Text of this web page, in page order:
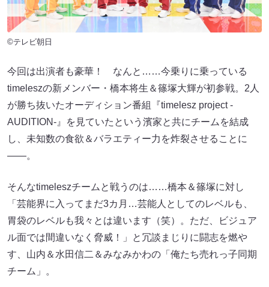
©テレビ朝日
今回は出演者も豪華！ なんと……今乗りに乗っている
timeleszの新メンバー・橋本将生＆篠塚大輝が初参戦。2人
が勝ち抜いたオーディション番組『timelesz project -
AUDITION-』を見ていたという濱家と共にチームを結成
し、未知数の食欲＆バラエティー力を炸裂させることに
――。
そんなtimeleszチームと戦うのは……橋本＆篠塚に対し
「芸能界に入ってまだ3カ月…芸能人としてのレベルも、
胃袋のレベルも我々とは違います（笑）。ただ、ビジュア
ル面では間違いなく脅威！」と冗談まじりに闘志を燃や
す、山内＆水田信二＆みなみかわの「俺たち売れっ子同期
チーム」。